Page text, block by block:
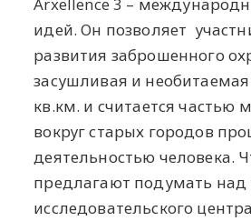
идей. Он позволяет
развития заброшенного
засушливая и
кв.км. и считается частью
вокруг старых городов
деятельностью человека.
предлагают подумать
исследовательского